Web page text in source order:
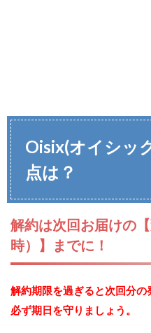
Oisix(オイシッ
点は？
解約は次回お届けの
時）】までに！
解約期限を過ぎると次回分の
必ず期日を守りましょう。